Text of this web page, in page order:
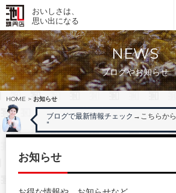
おいしさは、
思い出になる
NEWS
ブログやお知らせ
HOME > お知らせ
ブログで最新情報チェック →こちらから
"
お知らせ